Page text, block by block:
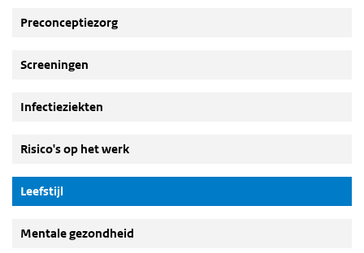
Preconceptiezorg
Screeningen
Infectieziekten
Risico's op het werk
Leefstijl
Mentale gezondheid